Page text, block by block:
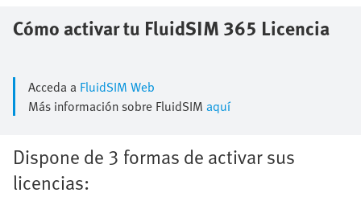
Cómo activar tu FluidSIM 365 Licencia
Acceda a FluidSIM Web
Más información sobre FluidSIM aquí
Dispone de 3 formas de activar sus
licencias: